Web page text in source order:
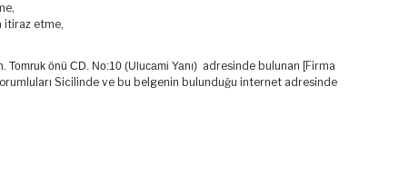
itiraz etme,
Tomruk önü CD. No:10 (Ulucami Yanı) adresinde bulunan [Firma
Sicilinde ve bu belgenin bulunduğu internet adresinde